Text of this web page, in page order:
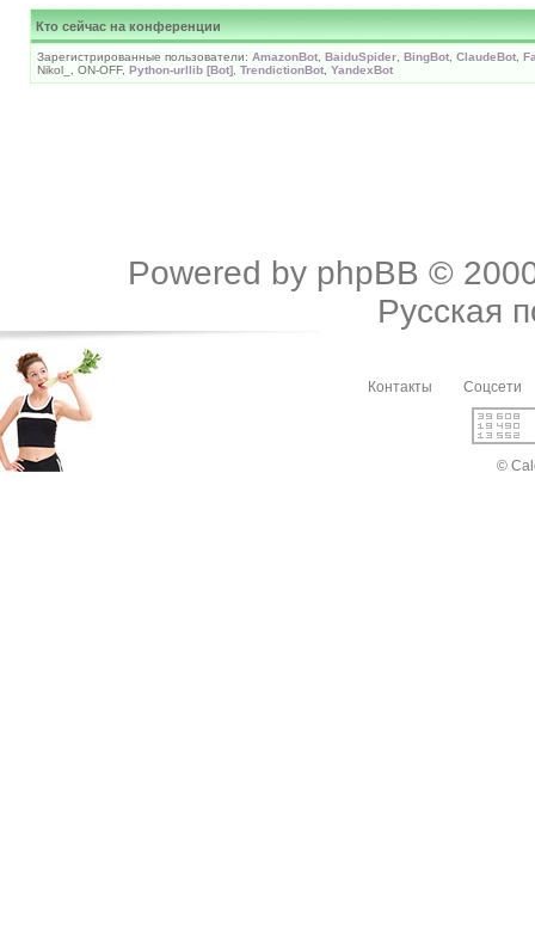
Кто сейчас на конференции
Зарегистрированные пользователи: AmazonBot BaiduSpider BingBot ClaudeBot
Nikol_, ON-OFF, Python-urllib [Bot] TrendictionBot YandexBot
Powered by phpBB ©
Русская
Контакты Соцсети
©